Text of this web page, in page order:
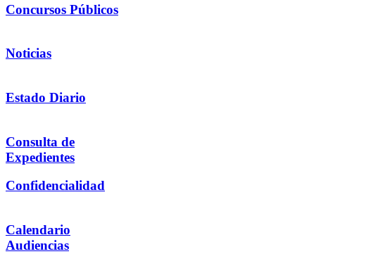
Concursos Públicos
Noticias
Estado Diario
Consulta de
Expedientes
Confidencialidad
Calendario
Audiencias